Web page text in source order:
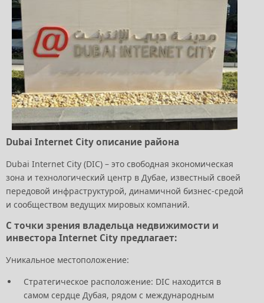
Dubai Internet City описание района
Dubai Internet City (DIC) – это свободная экономическая
зона и технологический центр в Дубае, известный своей
передовой инфраструктурой, динамичной бизнес-средой
и сообществом ведущих мировых компаний.
С точки зрения владельца недвижимости и
инвестора Internet City предлагает:
Уникальное местоположение:
Стратегическое расположение: DIC находится в
самом сердце Дубая, рядом с международным